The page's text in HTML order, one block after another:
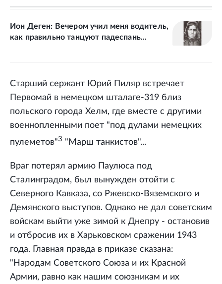
Ион Деген: Вечером учил меня водитель,
как правильно танцуют падеспань...
Старший сержант Юрий Пиляр встречает
Первомай в немецком шталаге-319 близ
польского города Хелм, где вместе с другими
военнопленными поет "под дулами немецких
пулеметов"3 "Марш танкистов"...
Враг потерял армию Паулюса под
Сталинградом, был вынужден отойти с
Северного Кавказа, со Ржевско-Вяземского и
Демянского выступов. Однако не дал советским
войскам выйти уже зимой к Днепру - остановив
и отбросив их в Харьковском сражении 1943
года. Главная правда в приказе сказана:
"Народам Советского Союза и их Красной
Армии, равно как нашим союзникам и их